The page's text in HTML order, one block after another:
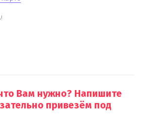
Вам нужно? Напишите
привезём под